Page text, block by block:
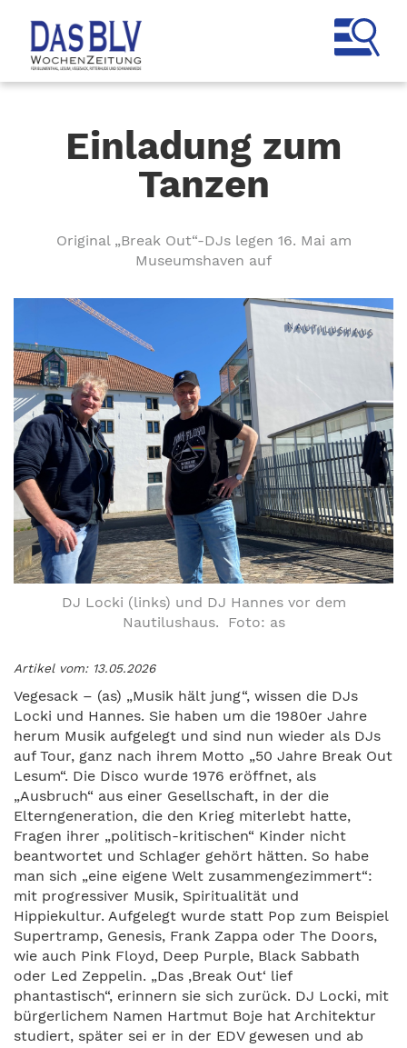
Einladung zum
Tanzen
Original „Break Out“-DJs legen 16. Mai am
Museumshaven auf
DJ Locki (links) und DJ Hannes vor dem
Nautilushaus. Foto: as
Artikel vom: 13.05.2026
Vegesack – (as) „Musik hält jung“, wissen die DJs
Locki und Hannes. Sie haben um die 1980er Jahre
herum Musik aufgelegt und sind nun wieder als DJs
auf Tour, ganz nach ihrem Motto „50 Jahre Break Out
Lesum“. Die Disco wurde 1976 eröffnet, als
„Ausbruch“ aus einer Gesellschaft, in der die
Elterngeneration, die den Krieg miterlebt hatte,
Fragen ihrer „politisch-kritischen“ Kinder nicht
beantwortet und Schlager gehört hätten. So habe
man sich „eine eigene Welt zusammengezimmert“:
mit progressiver Musik, Spiritualität und
Hippiekultur. Aufgelegt wurde statt Pop zum Beispiel
Supertramp, Genesis, Frank Zappa oder The Doors,
wie auch Pink Floyd, Deep Purple, Black Sabbath
oder Led Zeppelin. „Das ‚Break Out‘ lief
phantastisch“, erinnern sie sich zurück. DJ Locki, mit
bürgerlichem Namen Hartmut Boje hat Architektur
studiert, später sei er in der EDV gewesen und ab